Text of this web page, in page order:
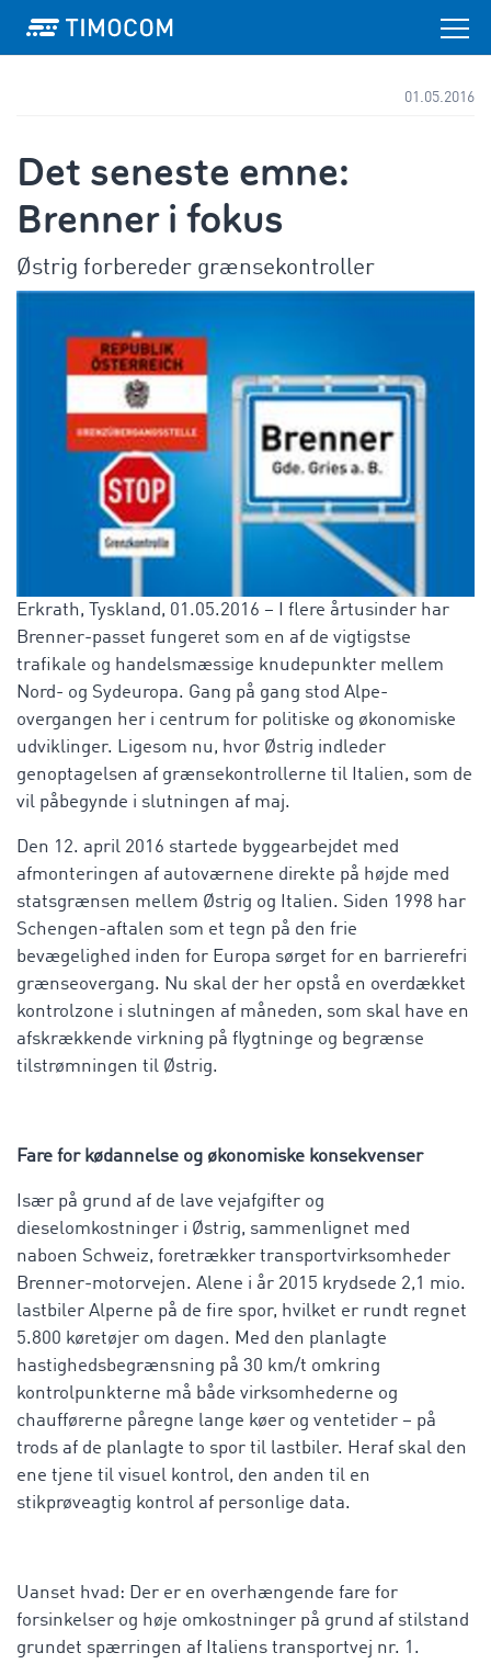
01.05.2016
Det seneste emne:
Brenner i fokus
Østrig forbereder grænsekontroller
Erkrath, Tyskland, 01.05.2016 – I flere årtusinder har
Brenner-passet fungeret som en af de vigtigstse
trafikale og handelsmæssige knudepunkter mellem
Nord- og Sydeuropa. Gang på gang stod Alpe-
overgangen her i centrum for politiske og økonomiske
udviklinger. Ligesom nu, hvor Østrig indleder
genoptagelsen af grænsekontrollerne til Italien, som de
vil påbegynde i slutningen af maj.
Den 12. april 2016 startede byggearbejdet med
afmonteringen af autoværnene direkte på højde med
statsgrænsen mellem Østrig og Italien. Siden 1998 har
Schengen-aftalen som et tegn på den frie
bevægelighed inden for Europa sørget for en barrierefri
grænseovergang. Nu skal der her opstå en overdækket
kontrolzone i slutningen af måneden, som skal have en
afskrækkende virkning på flygtninge og begrænse
tilstrømningen til Østrig.
Fare for kødannelse og økonomiske konsekvenser
Især på grund af de lave vejafgifter og
dieselomkostninger i Østrig, sammenlignet med
naboen Schweiz, foretrækker transportvirksomheder
Brenner-motorvejen. Alene i år 2015 krydsede 2,1 mio.
lastbiler Alperne på de fire spor, hvilket er rundt regnet
5.800 køretøjer om dagen. Med den planlagte
hastighedsbegrænsning på 30 km/t omkring
kontrolpunkterne må både virksomhederne og
chaufførerne påregne lange køer og ventetider – på
trods af de planlagte to spor til lastbiler. Heraf skal den
ene tjene til visuel kontrol, den anden til en
stikprøveagtig kontrol af personlige data.
Uanset hvad: Der er en overhængende fare for
forsinkelser og høje omkostninger på grund af stilstand
grundet spærringen af Italiens transportvej nr. 1.